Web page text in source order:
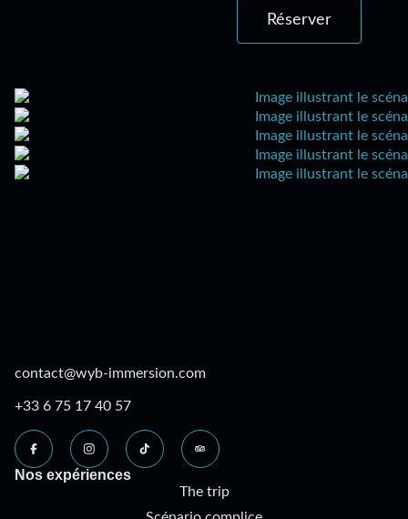
Réserver
contact@wyb-immersion.com
+33 6 75 17 40 57
Nos expériences
The trip